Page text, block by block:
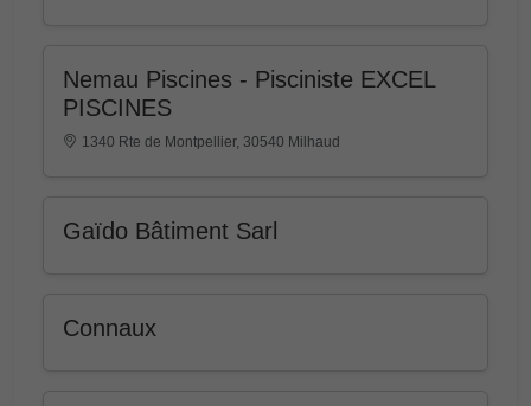
Nemau Piscines - Pisciniste EXCEL
PISCINES
1340 Rte de Montpellier, 30540 Milhaud
Gaïdo Bâtiment Sarl
Connaux